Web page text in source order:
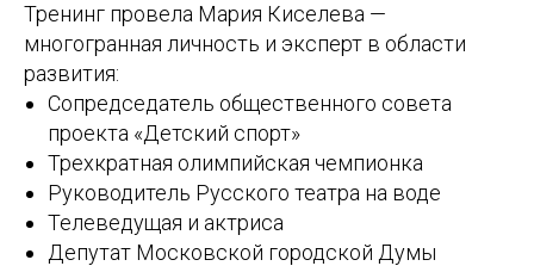
Тренинг провела Мария Киселева —
многогранная личность и эксперт в области
развития:
Сопредседатель общественного совета
проекта «Детский спорт»
Трехкратная олимпийская чемпионка
Руководитель Русского театра на воде
Телеведущая и актриса
Депутат Московской городской Думы